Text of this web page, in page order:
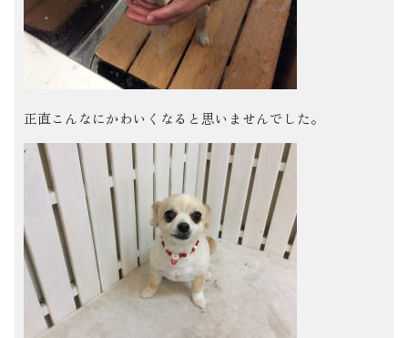
正直こんなにかわいくなると思いませんでした。